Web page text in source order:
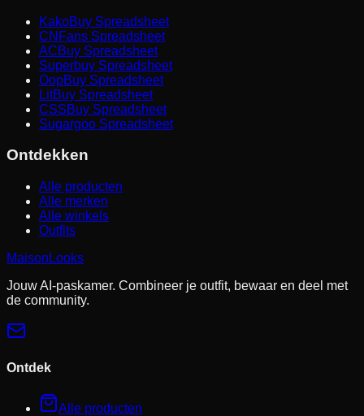
KakoBuy Spreadsheet
CNFans Spreadsheet
ACBuy Spreadsheet
Superbuy Spreadsheet
OopBuy Spreadsheet
LitBuy Spreadsheet
CSSBuy Spreadsheet
Sugargoo Spreadsheet
Ontdekken
Alle producten
Alle merken
Alle winkels
Outfits
MaisonLooks
Jouw AI-paskamer. Combineer je outfit, bewaar en deel met
de community.
Ontdek
Alle producten